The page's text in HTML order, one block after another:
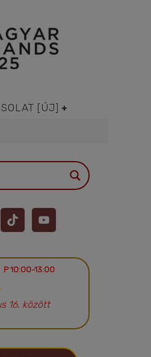
[ÚJ]
P 10:00-13:00
16. között